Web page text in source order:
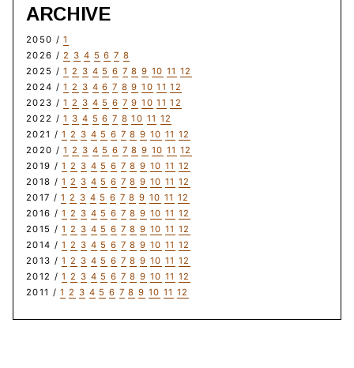
ARCHIVE
2050 /1
2026 /2 3 4 5 6 7 8
2025 /1 2 3 4 5 6 7 8 9 10 11 12
2024 /1 2 3 4 6 7 8 9 10 11 12
2023 /1 2 3 4 5 6 7 9 10 11 12
2022 /1 3 4 5 6 7 8 10 11 12
2021 /1 2 3 4 5 6 7 8 9 10 11 12
2020 /1 2 3 4 5 6 7 8 9 10 11 12
2019 /1 2 3 4 5 6 7 8 9 10 11 12
2018 /1 2 3 4 5 6 7 8 9 10 11 12
2017 /1 2 3 4 5 6 7 8 9 10 11 12
2016 /1 2 3 4 5 6 7 8 9 10 11 12
2015 /1 2 3 4 5 6 7 8 9 10 11 12
2014 /1 2 3 4 5 6 7 8 9 10 11 12
2013 /1 2 3 4 5 6 7 8 9 10 11 12
2012 /1 2 3 4 5 6 7 8 9 10 11 12
2011 /1 2 3 4 5 6 7 8 9 10 11 12